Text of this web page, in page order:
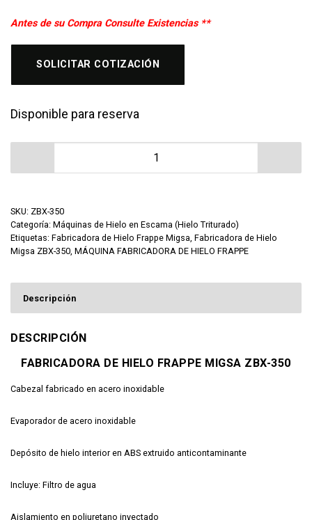
Antes de su Compra Consulte Existencias **
SOLICITAR COTIZACIÓN
Disponible para reserva
Fabricadora de Hielo Frappe Migsa ZBX-350 cantidad
SKU: ZBX-350
Categoría: Máquinas de Hielo en Escama (Hielo Triturado)
Etiquetas: Fabricadora de Hielo Frappe Migsa, Fabricadora de Hielo
Migsa ZBX-350, MÁQUINA FABRICADORA DE HIELO FRAPPE
Descripción
DESCRIPCIÓN
FABRICADORA DE HIELO FRAPPE MIGSA ZBX-350
Cabezal fabricado en acero inoxidable
Evaporador de acero inoxidable
Depósito de hielo interior en ABS extruido anticontaminante
Incluye: Filtro de agua
Aislamiento en poliuretano inyectado